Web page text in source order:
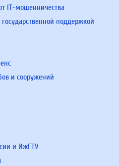
IT-мошенничества
поддержкой
и сооружений
и ИжГТУ